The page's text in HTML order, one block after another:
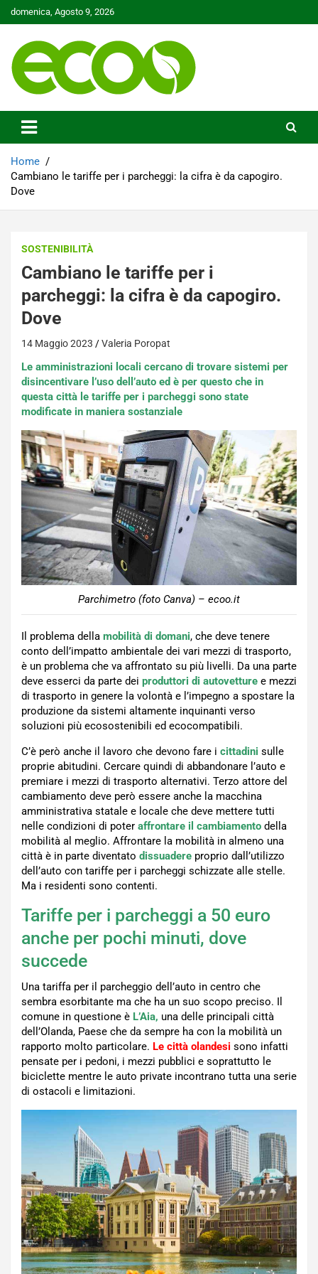
Skip
to
domenica, Agosto 9, 2026
Ecoo.it
Home
Cambiano le tariffe per i parcheggi: la cifra è da capogiro.
Dove
SOSTENIBILITÀ
Cambiano le tariffe per i
parcheggi: la cifra è da capogiro.
Dove
14 Maggio 2023 Valeria Poropat
Le amministrazioni locali cercano di trovare sistemi per
disincentivare l’uso dell’auto ed è per questo che in
questa città le tariffe per i parcheggi sono state
modificate in maniera sostanziale
Parchimetro (foto Canva) – ecoo.it
Il problema della mobilità di domani, che deve tenere
conto dell’impatto ambientale dei vari mezzi di trasporto,
è un problema che va affrontato su più livelli. Da una parte
deve esserci da parte dei produttori di autovetture e mezzi
di trasporto in genere la volontà e l’impegno a spostare la
produzione da sistemi altamente inquinanti verso
soluzioni più ecosostenibili ed ecocompatibili.
C’è però anche il lavoro che devono fare i cittadini sulle
proprie abitudini. Cercare quindi di abbandonare l’auto e
premiare i mezzi di trasporto alternativi. Terzo attore del
cambiamento deve però essere anche la macchina
amministrativa statale e locale che deve mettere tutti
nelle condizioni di poter affrontare il cambiamento della
mobilità al meglio. Affrontare la mobilità in almeno una
città è in parte diventato dissuadere proprio dall’utilizzo
dell’auto con tariffe per i parcheggi schizzate alle stelle.
Ma i residenti sono contenti.
Tariffe per i parcheggi a 50 euro
anche per pochi minuti, dove
succede
Una tariffa per il parcheggio dell’auto in centro che
sembra esorbitante ma che ha un suo scopo preciso. Il
comune in questione è L’Aia, una delle principali città
dell’Olanda, Paese che da sempre ha con la mobilità un
rapporto molto particolare. Le città olandesi sono infatti
pensate per i pedoni, i mezzi pubblici e soprattutto le
biciclette mentre le auto private incontrano tutta una serie
di ostacoli e limitazioni.